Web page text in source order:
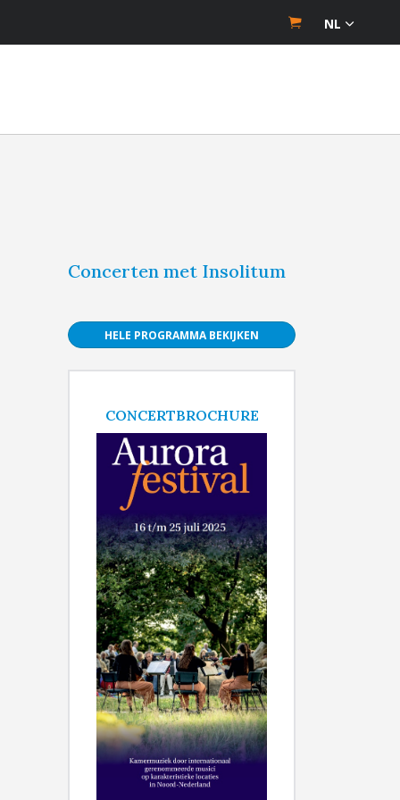
NL
Concerten met Insolitum
HELE PROGRAMMA BEKIJKEN
CONCERTBROCHURE